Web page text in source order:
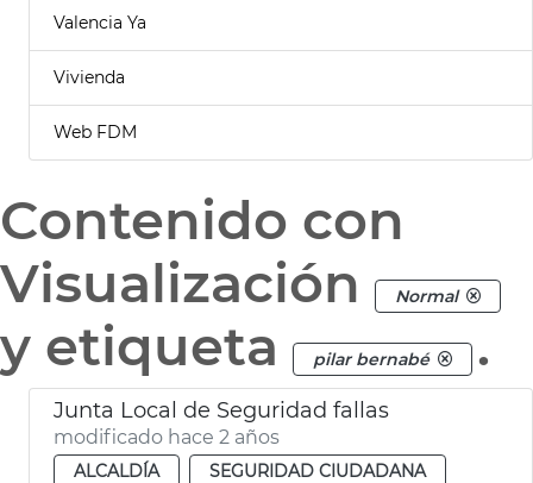
Valencia Ya
Vivienda
Web FDM
Contenido con
Visualización
Normal
y etiqueta pilar bernabé .
Junta Local de Seguridad fallas
modificado hace 2 años
ALCALDÍA
SEGURIDAD CIUDADANA